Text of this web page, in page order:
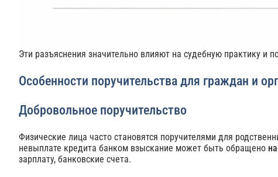
Эти разъяснения значительно влияют на судебную практику и
Особенности поручительства для граждан и
Добровольное поручительство
Физические лица часто становятся поручителями для
невыплате кредита банком взыскание может быть обращено
зарплату, банковские счета.